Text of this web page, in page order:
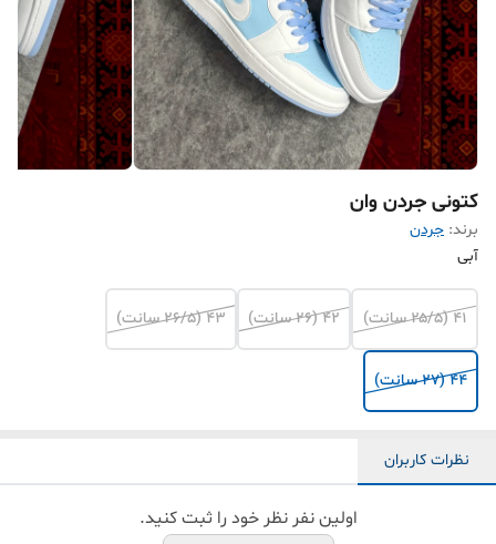
کتونی جردن وان
برند: جردن
آبی
۴۱ (۲۵/۵ سانت) ۴۲ (۲۶ سانت) ۴۳ (۲۶/۵ سانت)
۴۴ (۲۷ سانت)
نظرات کاربران
اولین نفر نظر خود را ثبت کنید.